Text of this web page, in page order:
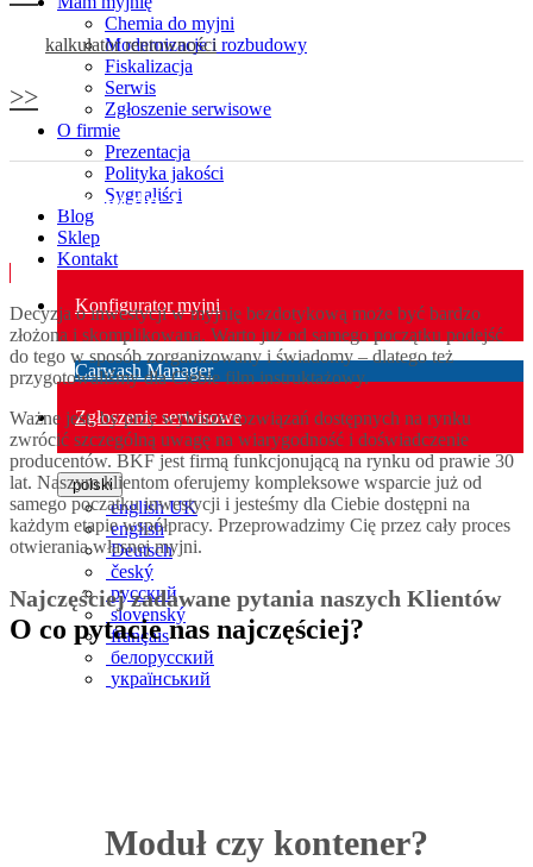
Chemia do myjni
Modernizacje i rozbudowy
Fiskalizacja
Serwis
Zgłoszenie serwisowe
O firmie
Prezentacja
Polityka jakości
Sygnaliści
Blog
Sklep
Kontakt
Konfigurator myjni
Carwash Manager
Zgłoszenie serwisowe
polski
english UK
english
Deutsch
český
русский
slovenský
français
белорусский
український
kalkulator rentowności
>>
7 kroków do zbudowania myjni
Decyzja o inwestycji w myjnię bezdotykową może być bardzo
złożona i skomplikowana. Warto już od samego początku podejść
do tego w sposób zorganizowany i świadomy – dlatego też
przygotowaliśmy dla Ciebie film instruktażowy.
Ważne jest, by przy wyborze rozwiązań dostępnych na rynku
zwrócić szczególną uwagę na wiarygodność i doświadczenie
producentów. BKF jest firmą funkcjonującą na rynku od prawie 30
lat. Naszym klientom oferujemy kompleksowe wsparcie już od
samego początku inwestycji i jesteśmy dla Ciebie dostępni na
każdym etapie współpracy. Przeprowadzimy Cię przez cały proces
otwierania własnej myjni.
Najczęściej zadawane pytania naszych Klientów
O co pytacie nas najczęściej?
Moduł czy kontener?